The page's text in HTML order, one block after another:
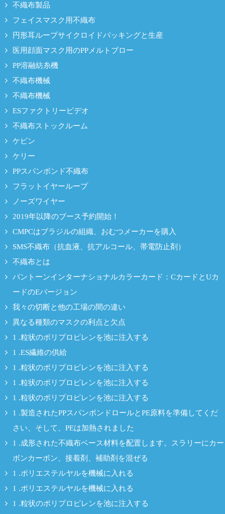
不織布製品
フェイスマスク用不織布
円形耳ループサイクロイドパッキングと生産
医用顔面マスク用のPPメルトブロー
PP溶融紡糸機
不織布機械
不織布機械
ESファクトリービデオ
不織布ストックルーム
ケビン
ケリー
PPスパンボンド不織布
フラットイヤーループ
ノーズワイヤー
2019年以降のブース予約開始！
CMPCはブラジルの組織、おむつメーカーを購入
SMS不織布（抗血液、抗アルコール、帯電防止剤）
不織布とは
パントーンインターナショナルカラーカード：CカードとUカ
ードのEバージョン
我々の切断と他の工場の間の違い
異なる種類のマスクの利点と欠点
1 .粒状のポリプロピレンを池に注入する
1 .ES繊維の供給
1 .粒状のポリプロピレンを池に注入する
1 .粒状のポリプロピレンを池に注入する
1 .粒状のポリプロピレンを池に注入する
1 .製造されたPPスパンボンドロールとPE原料を準備してくだ
さい、そして、PEは加熱されました
1 .成形された不織布ベース材料を配置します。スラリーにカー
ボンカーボン、接着剤、補助剤を混ぜる
1 .ポリエステルヤルを機械に入れる
1 .ポリエステルヤルを機械に入れる
1 .粒状のポリプロピレンを池に注入する